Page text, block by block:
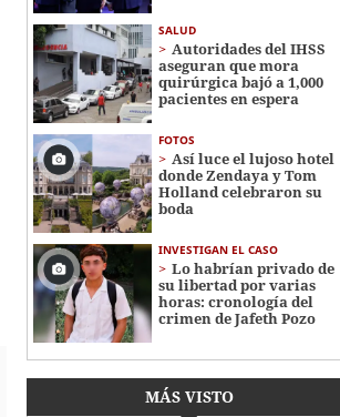
SALUD
Autoridades del IHSS
aseguran que mora
quirúrgica bajó a 1,000
pacientes en espera
FOTOS
Así luce el lujoso hotel
donde Zendaya y Tom
Holland celebraron su
boda
INVESTIGAN EL CASO
Lo habrían privado de
su libertad por varias
horas: cronología del
crimen de Jafeth Pozo
MÁS VISTO